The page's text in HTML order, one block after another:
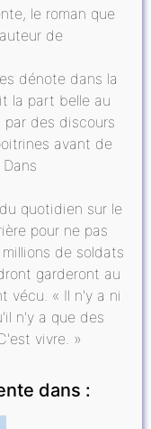
le roman que
de
dénote dans la
la part belle au
par des discours
avant de
quotidien sur le
pour ne pas
millions de soldats
garderont au
vécu. « Il n'y a ni
n'y a que des
vivre. »
dans :